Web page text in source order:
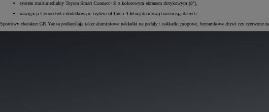
system multimedialny Toyota Smart Connect+® z kolorowym ekranem dotykowym (8"),
nawigacja Connected z dodatkowym trybem offline i 4-letnią darmową transmisją danych.
Sportowy charakter GR Yarisa podkreślają także aluminiowe nakładki na pedały i nakładki progowe, bezramkowe drzwi czy czerwone